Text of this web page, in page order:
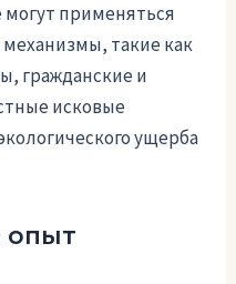
применяться
такие как
гражданские и
исковые
ущерба